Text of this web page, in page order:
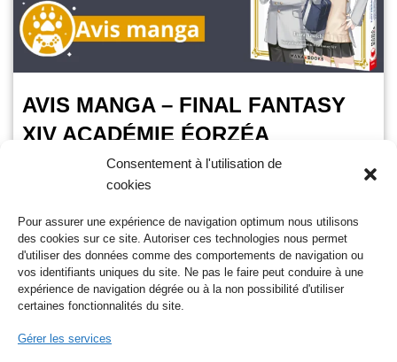
Consentement à l'utilisation de
cookies
Pour assurer une expérience de navigation optimum nous utilisons
des cookies sur ce site. Autoriser ces technologies nous permet
d'utiliser des données comme des comportements de navigation ou
vos identifiants uniques du site. Ne pas le faire peut conduire à une
expérience de navigation dégrée ou à la non possibilité d'utiliser
certaines fonctionnalités du site.
Gérer les services
AVIS MANGA – FINAL FANTASY
XIV ACADÉMIE ÉORZÉA
OursGamer 23 janvier 2025
Final Fantasy XIV est avant tout un mmorpg développé par
Square Enix. Il se déroule dans le royaume d’Eorzea. Un
endroit où l’ombre et la…Lire la suite »